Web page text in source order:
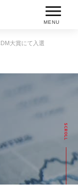
MENU
大賞にて入選